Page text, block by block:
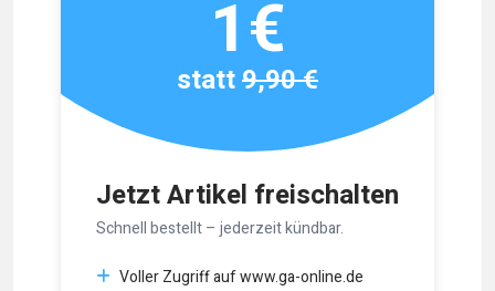
Jetzt Artikel freischalten
Schnell bestellt – jederzeit kündbar.
Voller Zugriff auf www.ga-online.de
1€
statt9,90 €